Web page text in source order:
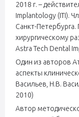
2018 г. –
Implantology (ITI).
Санкт-Петербурга.
хирургическому
Astra Tech Dental
Один из авторов
аспекты
Васильев, Н.В.
2010)
Автор